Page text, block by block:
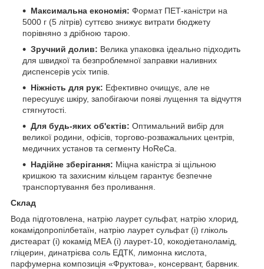
Максимальна економія: Формат ПЕТ-каністри на
5000 г (5 літрів) суттєво знижує витрати бюджету
порівняно з дрібною тарою.
Зручний долив: Велика упаковка ідеально підходить
для швидкої та безпроблемної заправки наливних
диспенсерів усіх типів.
Ніжність для рук: Ефективно очищує, але не
пересушує шкіру, запобігаючи появі лущення та відчуття
стягнутості.
Для будь-яких об'єктів: Оптимальний вибір для
великої родини, офісів, торгово-розважальних центрів,
медичних установ та сегменту HoReCa.
Надійне зберігання: Міцна каністра зі щільною
кришкою та захисним кільцем гарантує безпечне
транспортування без проливання.
Склад
Вода підготовлена, натрію лаурет сульфат, натрію хлорид,
кокамідопропілбетаїн, натрію лаурет сульфат (і) гліколь
дистеарат (і) кокамід МЕА (і) лаурет-10, кокодіетаноламід,
гліцерин, динатрієва соль ЕДТК, лимонна кислота,
парфумерна композиція «Фруктова», консервант, барвник.